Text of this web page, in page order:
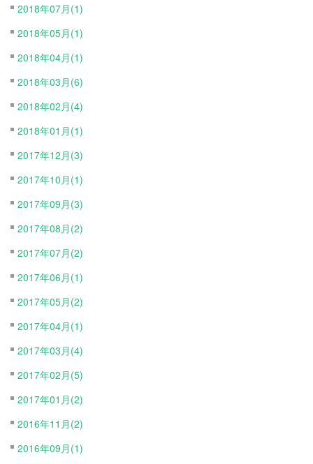
2018年07月(1)
2018年05月(1)
2018年04月(1)
2018年03月(6)
2018年02月(4)
2018年01月(1)
2017年12月(3)
2017年10月(1)
2017年09月(3)
2017年08月(2)
2017年07月(2)
2017年06月(1)
2017年05月(2)
2017年04月(1)
2017年03月(4)
2017年02月(5)
2017年01月(2)
2016年11月(2)
2016年09月(1)